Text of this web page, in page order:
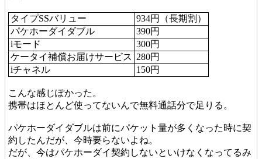
タイプSSバリュー
934円（長期割）
パケホーダイダブル
390円
iモード
300円
ケータイ補償お届けサービス 280円
iチャネル
150円
こんな感じぽかった。
携帯はほとんど使ってないんで無料通話分で足りる。
パケホーダイダブルは前にパケット量が多くなった時に契
約したんだが、今時要らないよね。
だが、今はパケホーダイ契約しないといけなくなってるみ